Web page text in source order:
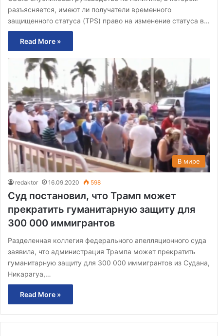
разъясняется, имеют ли получатели временного
защищенного статуса (TPS) право на изменение статуса в…
Read More »
В мире
redaktor 16.09.2020 598
Суд постановил, что Трамп может
прекратить гуманитарную защиту для
300 000 иммигрантов
Разделенная коллегия федерального апелляционного суда
заявила, что администрация Трампа может прекратить
гуманитарную защиту для 300 000 иммигрантов из Судана,
Никарагуа,…
Read More »